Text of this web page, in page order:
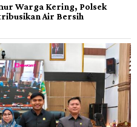
Warga Kering, Polsek
Air Bersih